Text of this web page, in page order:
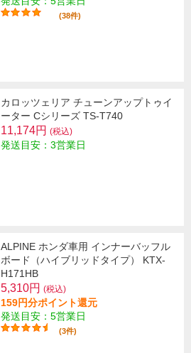
(38件)
カロッツェリア チューンアップトゥイ
ーター Cシリーズ TS-T740
11,174円 (税込)
発送目安：3営業日
ALPINE ホンダ車用 インナーバッフル
ボード（ハイブリッドタイプ） KTX-
H171HB
5,310円 (税込)
159円分ポイント還元
発送目安：5営業日
(3件)